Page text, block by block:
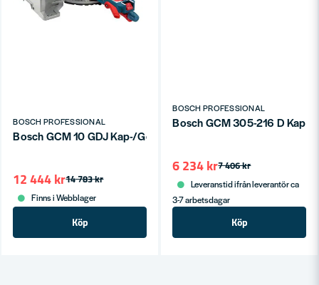
BOSCH PROFESSIONAL
Bosch GCM 10 GDJ Kap-/Gersåg 254mm 1800W
14 783 kr
12 444 kr
Finns i Webblager
Köp
BOSCH PROFESSIONAL
Bosch GCM 305-216 D
7 406 kr
6 234 kr
Leveranstid ifrån leverantör ca
3-7 arbetsdagar
Köp